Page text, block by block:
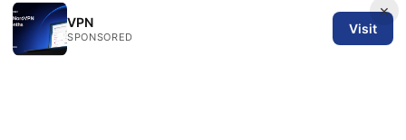
×
VPN
SPONSORED
Visit